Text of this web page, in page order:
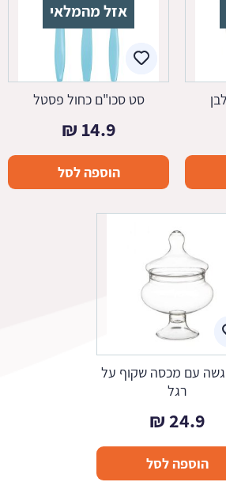
אזל מהמלאי
סט סכו"ם כחול פסטל
14.9
₪
הוספה לסל
עם מכסה שקוף על
רגל
24.9
₪
הוספה לסל